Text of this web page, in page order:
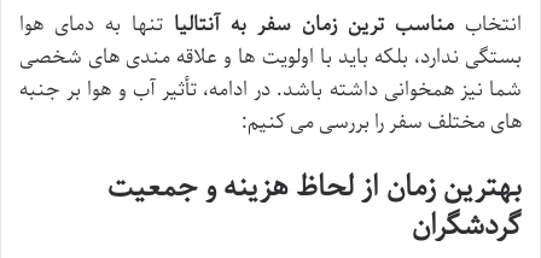
انتخاب مناسب ترین زمان سفر به آنتالیا تنها به دمای هوا
بستگی ندارد، بلکه باید با اولویت ها و علاقه مندی های شخصی
شما نیز همخوانی داشته باشد. در ادامه، تأثیر آب و هوا بر جنبه
های مختلف سفر را بررسی می کنیم:
بهترین زمان از لحاظ هزینه و جمعیت
گردشگران